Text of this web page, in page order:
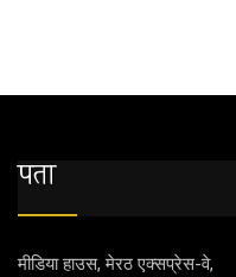
पता
मीडिया हाउस, मेरठ एक्‍सप्रेस-वे,